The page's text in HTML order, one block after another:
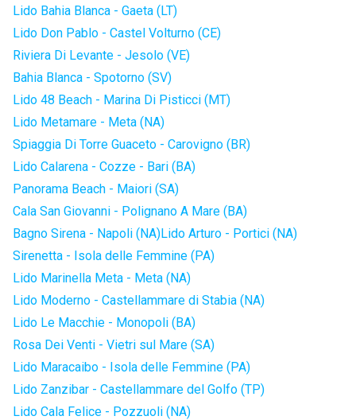
Lido Bahia Blanca - Gaeta (LT)
Lido Don Pablo - Castel Volturno (CE)
Riviera Di Levante - Jesolo (VE)
Bahia Blanca - Spotorno (SV)
Lido 48 Beach - Marina Di Pisticci (MT)
Lido Metamare - Meta (NA)
Spiaggia Di Torre Guaceto - Carovigno (BR)
Lido Calarena - Cozze - Bari (BA)
Panorama Beach - Maiori (SA)
Cala San Giovanni - Polignano A Mare (BA)
Bagno Sirena - Napoli (NA)Lido Arturo - Portici (NA)
Sirenetta - Isola delle Femmine (PA)
Lido Marinella Meta - Meta (NA)
Lido Moderno - Castellammare di Stabia (NA)
Lido Le Macchie - Monopoli (BA)
Rosa Dei Venti - Vietri sul Mare (SA)
Lido Maracaibo - Isola delle Femmine (PA)
Lido Zanzibar - Castellammare del Golfo (TP)
Lido Cala Felice - Pozzuoli (NA)